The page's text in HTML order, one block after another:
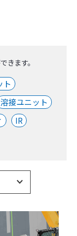
きます。
ト
溶接ユニット
IR